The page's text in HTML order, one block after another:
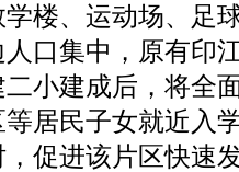
楼、运动场、足
口集中，原有印
小建成后，将全
居民子女就近入
促进该片区快速